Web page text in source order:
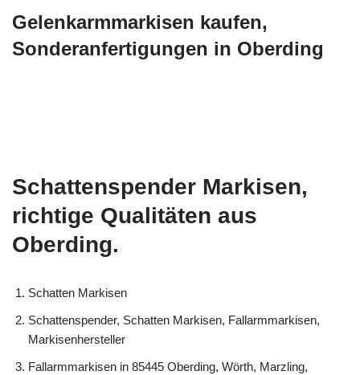
Gelenkarmmarkisen kaufen,
Sonderanfertigungen in Oberding
Schattenspender Markisen,
richtige Qualitäten aus
Oberding.
Schatten Markisen
Schattenspender, Schatten Markisen, Fallarmmarkisen,
Markisenhersteller
Fallarmmarkisen in 85445 Oberding, Wörth, Marzling,